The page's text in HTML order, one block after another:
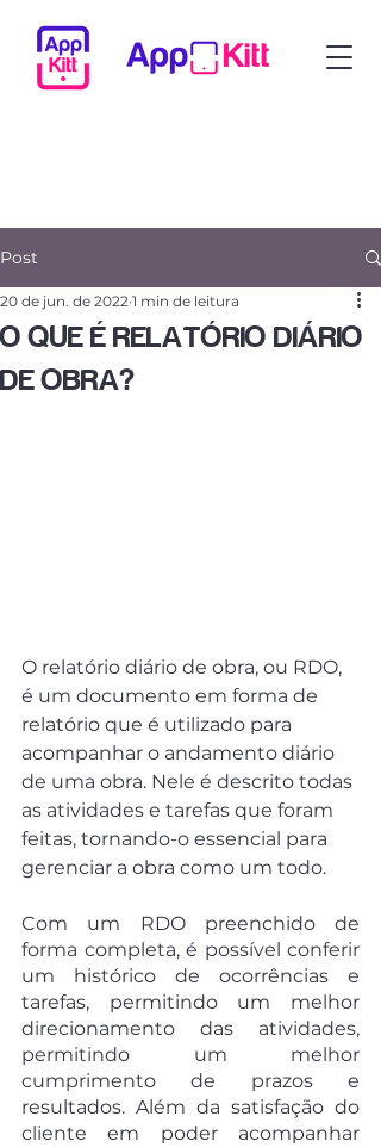
Post
O QUE É RELATÓRIO DIÁRIO
DE OBRA?
20 de jun. de 2022 1 min de leitura
O relatório diário de obra, ou RDO,
é um documento em forma de
relatório que é utilizado para
acompanhar o andamento diário
de uma obra. Nele é descrito todas
as atividades e tarefas que foram
feitas, tornando-o essencial para
gerenciar a obra como um todo.
Com um RDO preenchido de
forma completa, é possível conferir
um histórico de ocorrências e
tarefas, permitindo um melhor
direcionamento das atividades,
permitindo um melhor
cumprimento de prazos e
resultados. Além da satisfação do
cliente em poder acompanhar